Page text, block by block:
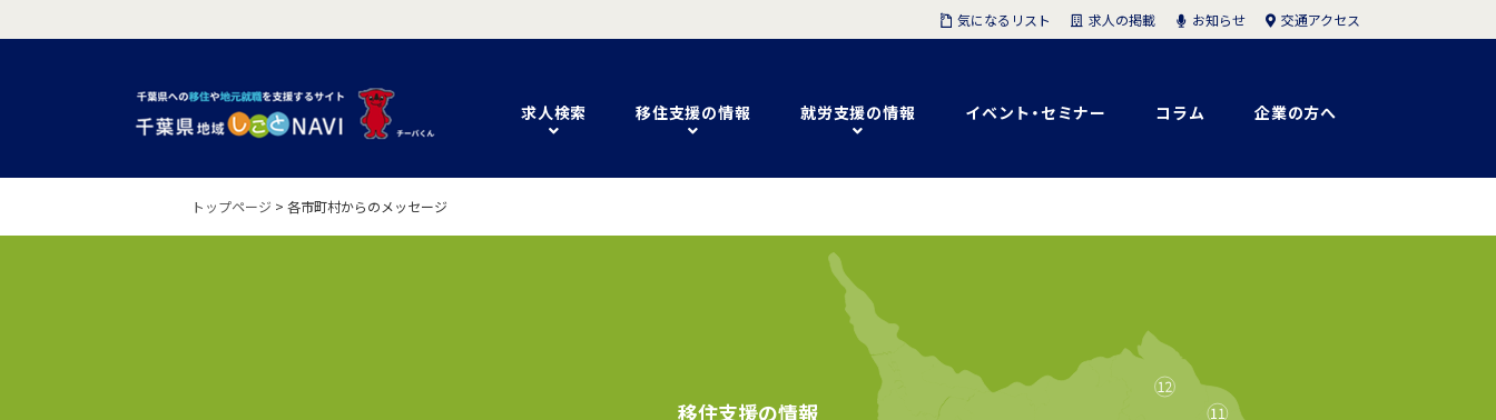
求人検索 移住支援の情報 就労支援の情報 イベント・セミナー コラム 企業の方へ
気になるリスト 求人の掲載 お知らせ 交通アクセス
トップページ > 各市町村からのメッセージ